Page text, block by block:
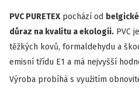
PVC PURETEX pochází od
důraz na kvalitu a ekologii. PVC
těžkých kovů, formaldehydu a
emisní třídu E1 a má nejvyšší
Výroba probíhá s využitím